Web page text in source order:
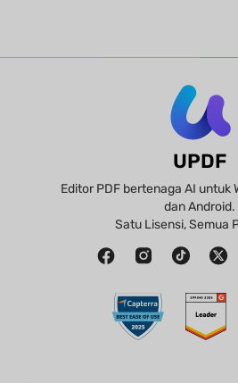
UPDF
Editor PDF bertenaga AI untuk
dan Android.
Satu Lisensi, Semua